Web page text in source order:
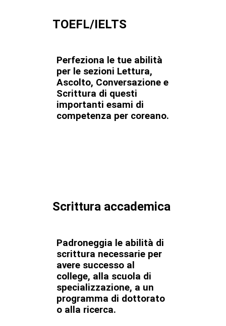
TOEFL/IELTS
Perfeziona le tue abilità
per le sezioni Lettura,
Ascolto, Conversazione e
Scrittura di questi
importanti esami di
competenza per coreano.
Scrittura accademica
Padroneggia le abilità di
scrittura necessarie per
avere successo al
college, alla scuola di
specializzazione, a un
programma di dottorato
o alla ricerca.